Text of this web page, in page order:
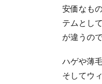
安価なも
テムとし
が違うの
ハゲや薄
そしてウ